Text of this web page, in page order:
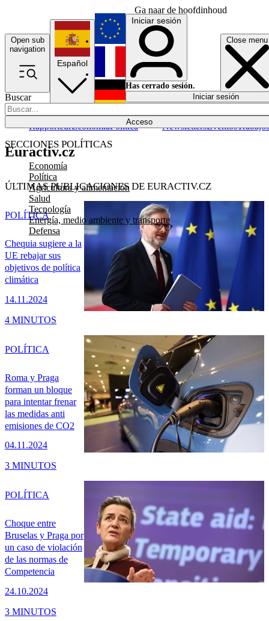
Ga naar de hoofdinhoud
Open sub
navigation
Close menu
Buscar
Acceso
SECCIONES POLÍTICAS
Economía
Política
Agricultura y alimentación
Salud
Tecnología
Energía, medio ambiente y transporte
Defensa
RapporteurEconomíaPolítica NewslettersEventosTrabajos
Español
English
Français
Iniciar sesión
Has cerrado sesión.
Iniciar sesión
Euractiv.cz
ÚLTIMAS PUBLICACIONES DE EURACTIV.CZ
Chequia sugiere a la
UE rebajar sus
objetivos de política
climática
14.11.2024
POLÍTICA
4 MINUTOS
Roma y Praga
forman un bloque
para intentar frenar
las medidas anti
emisiones de CO2
04.11.2024
POLÍTICA
3 MINUTOS
Choque entre
Bruselas y Praga por
un caso de violación
de las normas de
Competencia
24.10.2024
POLÍTICA
3 MINUTOS